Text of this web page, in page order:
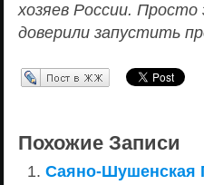
хозяев России.
доверили запустить
Перепост в ЖЖ
Похожие Записи
Саяно-Шушенская